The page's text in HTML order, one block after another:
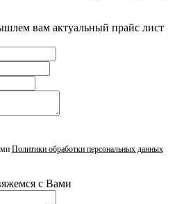
вам актуальный прайс лист
Политики обработки персональных данных
с Вами